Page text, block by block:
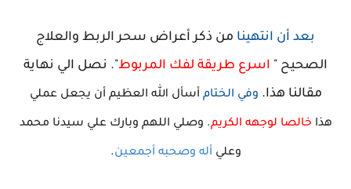
بعد أن انتهينا من ذكر أعراض سحر الربط والعلاج
الصحيح " اسرع طريقة لفك المربوط"
. نصل الي نهاية
مقالنا هذا. وفي الختام أسأل الله العظيم أن يجعل عملي
هذا خالصا لوجهه الكريم. وصلي اللهم وبارك علي سيدنا محمد
وعلي أله وصحبه أجمعين.